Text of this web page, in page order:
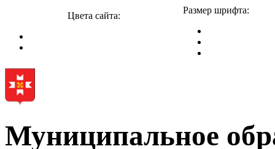
Цвета сайта:
Размер шрифта:
Муниципальное